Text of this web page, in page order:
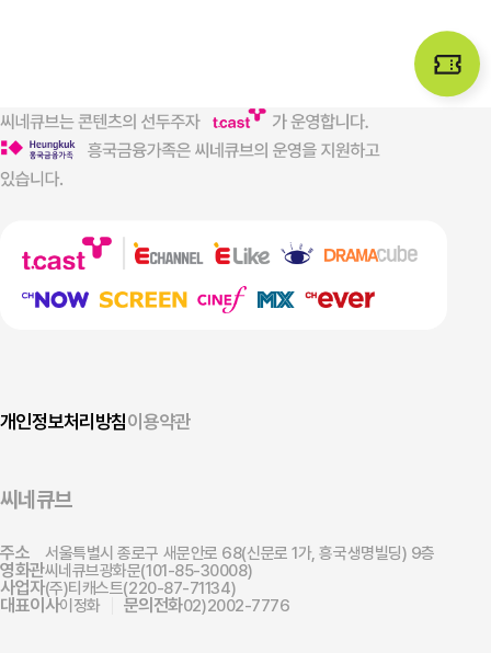
회사는 개정 전 내용과 개정 후 내용을 명확하게 비교하여 이용자가
회사가 회원에게 전항에 따라 개정약관을 공지 또는 통지하면서
'30일 기간 내에 의사표시를 하지 않으면 동의 의사를 표명한
것으로 본다'는 사항을 명확하게 공지 또는 고지하였음에도 회원이
위 기간 내에 명시적으로 거부의사 표시를 하지 아니한 경우 그
회원은 개정약관에 동의한 것으로 간주한다.
제4조 (회원가입)
이용자는 무료로 회원가입을 할 수 있으며, 회사가 정한 가입 양식에
해당하지 않는 한 회사의 웹사이트와 앱의 회원으로 등록한다.
회사가 정한 가입 양식에 기입해야 할 내용이 누락되었거나,
기타 회원으로 등록하는 것이 회사의 기술상 현저히 지장이
있거나 사회통념상 부적절하다고 판단되는 경우
대하여 충분히 숙지하고 법정대리인의 동의를 얻은 후 서비스
이용을 신청하고, 본인의 개인정보를 제공하여야 한다. 회사는 부모
등 법정대리인의 동의를 받지 않은 14세 미만 이용자의 회원가입에
개인정보처리방침이용약관
씨네큐브
주소 서울특별시 종로구 새문안로 68(신문로 1가, 흥국생명빌딩) 9층
영화관씨네큐브광화문(101-85-30008)
사업자(주)티캐스트(220-87-71134)
대표이사이정화 문의전화02)2002-7776